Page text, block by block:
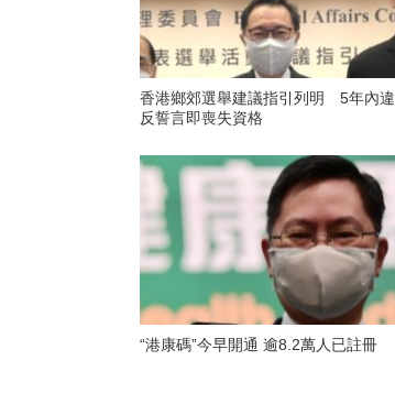
香港鄉郊選舉建議指引列明 5年內違
反誓言即喪失資格
“港康碼”今早開通 逾8.2萬人已註冊